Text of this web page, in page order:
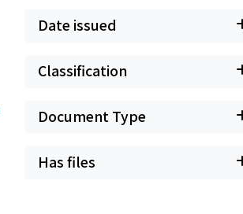
Date issued
Classification
Document Type
Has files